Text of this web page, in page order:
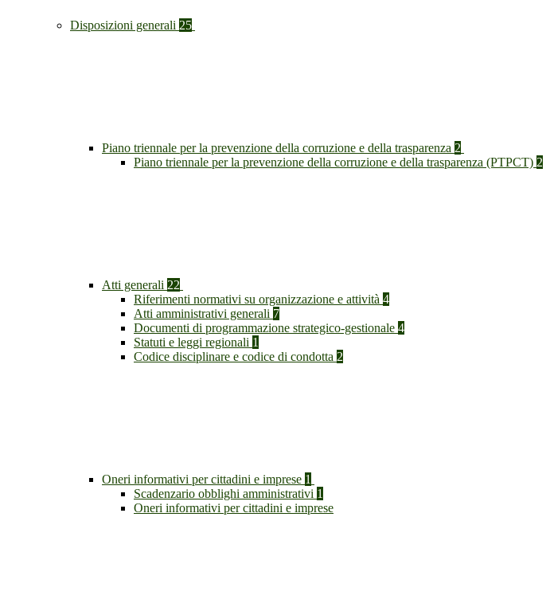
Disposizioni generali 25
Piano triennale per la prevenzione della corruzione e della trasparenza 2
Piano triennale per la prevenzione della corruzione e della trasparenza (PTPCT) 2
Atti generali 22
Riferimenti normativi su organizzazione e attività 4
Atti amministrativi generali 7
Documenti di programmazione strategico-gestionale 4
Statuti e leggi regionali 1
Codice disciplinare e codice di condotta 2
Oneri informativi per cittadini e imprese 1
Scadenzario obblighi amministrativi 1
Oneri informativi per cittadini e imprese